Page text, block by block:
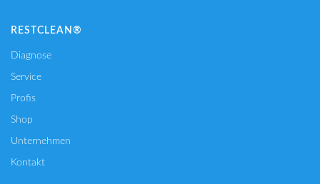
RESTCLEAN®
Diagnose
Service
Profis
Shop
Unternehmen
Kontakt